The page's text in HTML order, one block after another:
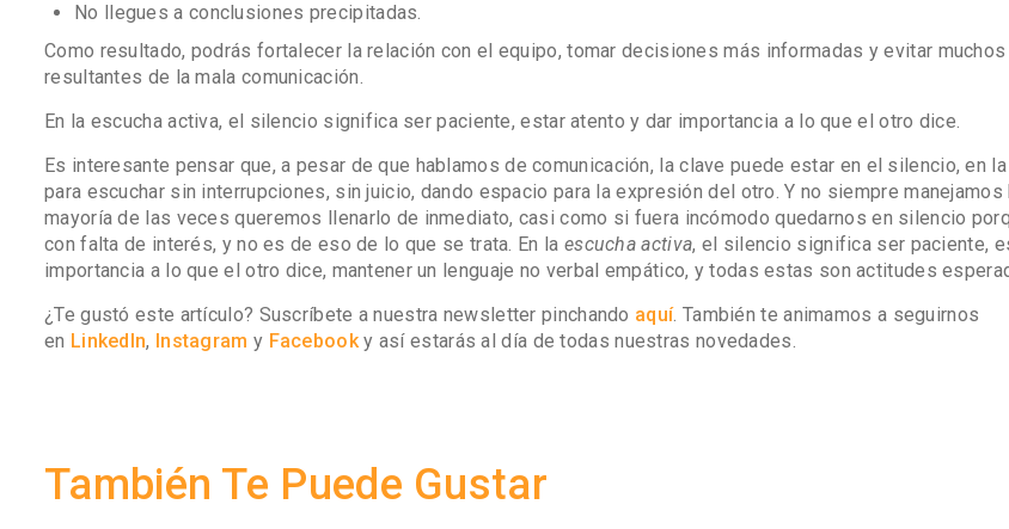
No llegues a conclusiones precipitadas.
Como resultado, podrás fortalecer la relación con el equipo, tomar decisiones más informadas y evitar
resultantes de la mala comunicación.
En la escucha activa, el silencio significa ser paciente, estar atento y dar importancia a lo que el otro dice.
Es interesante pensar que, a pesar de que hablamos de comunicación, la clave puede estar en el silencio, en
para escuchar sin interrupciones, sin juicio, dando espacio para la expresión del otro. Y no siempre
mayoría de las veces queremos llenarlo de inmediato, casi como si fuera incómodo quedarnos en silencio
con falta de interés, y no es de eso de lo que se trata. En la escucha activa, el silencio significa ser paciente,
importancia a lo que el otro dice, mantener un lenguaje no verbal empático, y todas estas son actitudes
¿Te gustó este artículo? Suscríbete a nuestra newsletter pinchando aquí. También te animamos a seguirnos
en LinkedIn, Instagram y Facebooky así estarás al día de todas nuestras novedades.
También Te Puede Gustar